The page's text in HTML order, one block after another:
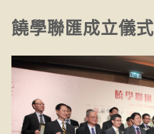
饒學聯匯成立儀式